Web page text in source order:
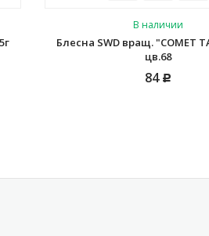
В наличии
Блесна SWD вращ. "COMET
цв.68
84 Р